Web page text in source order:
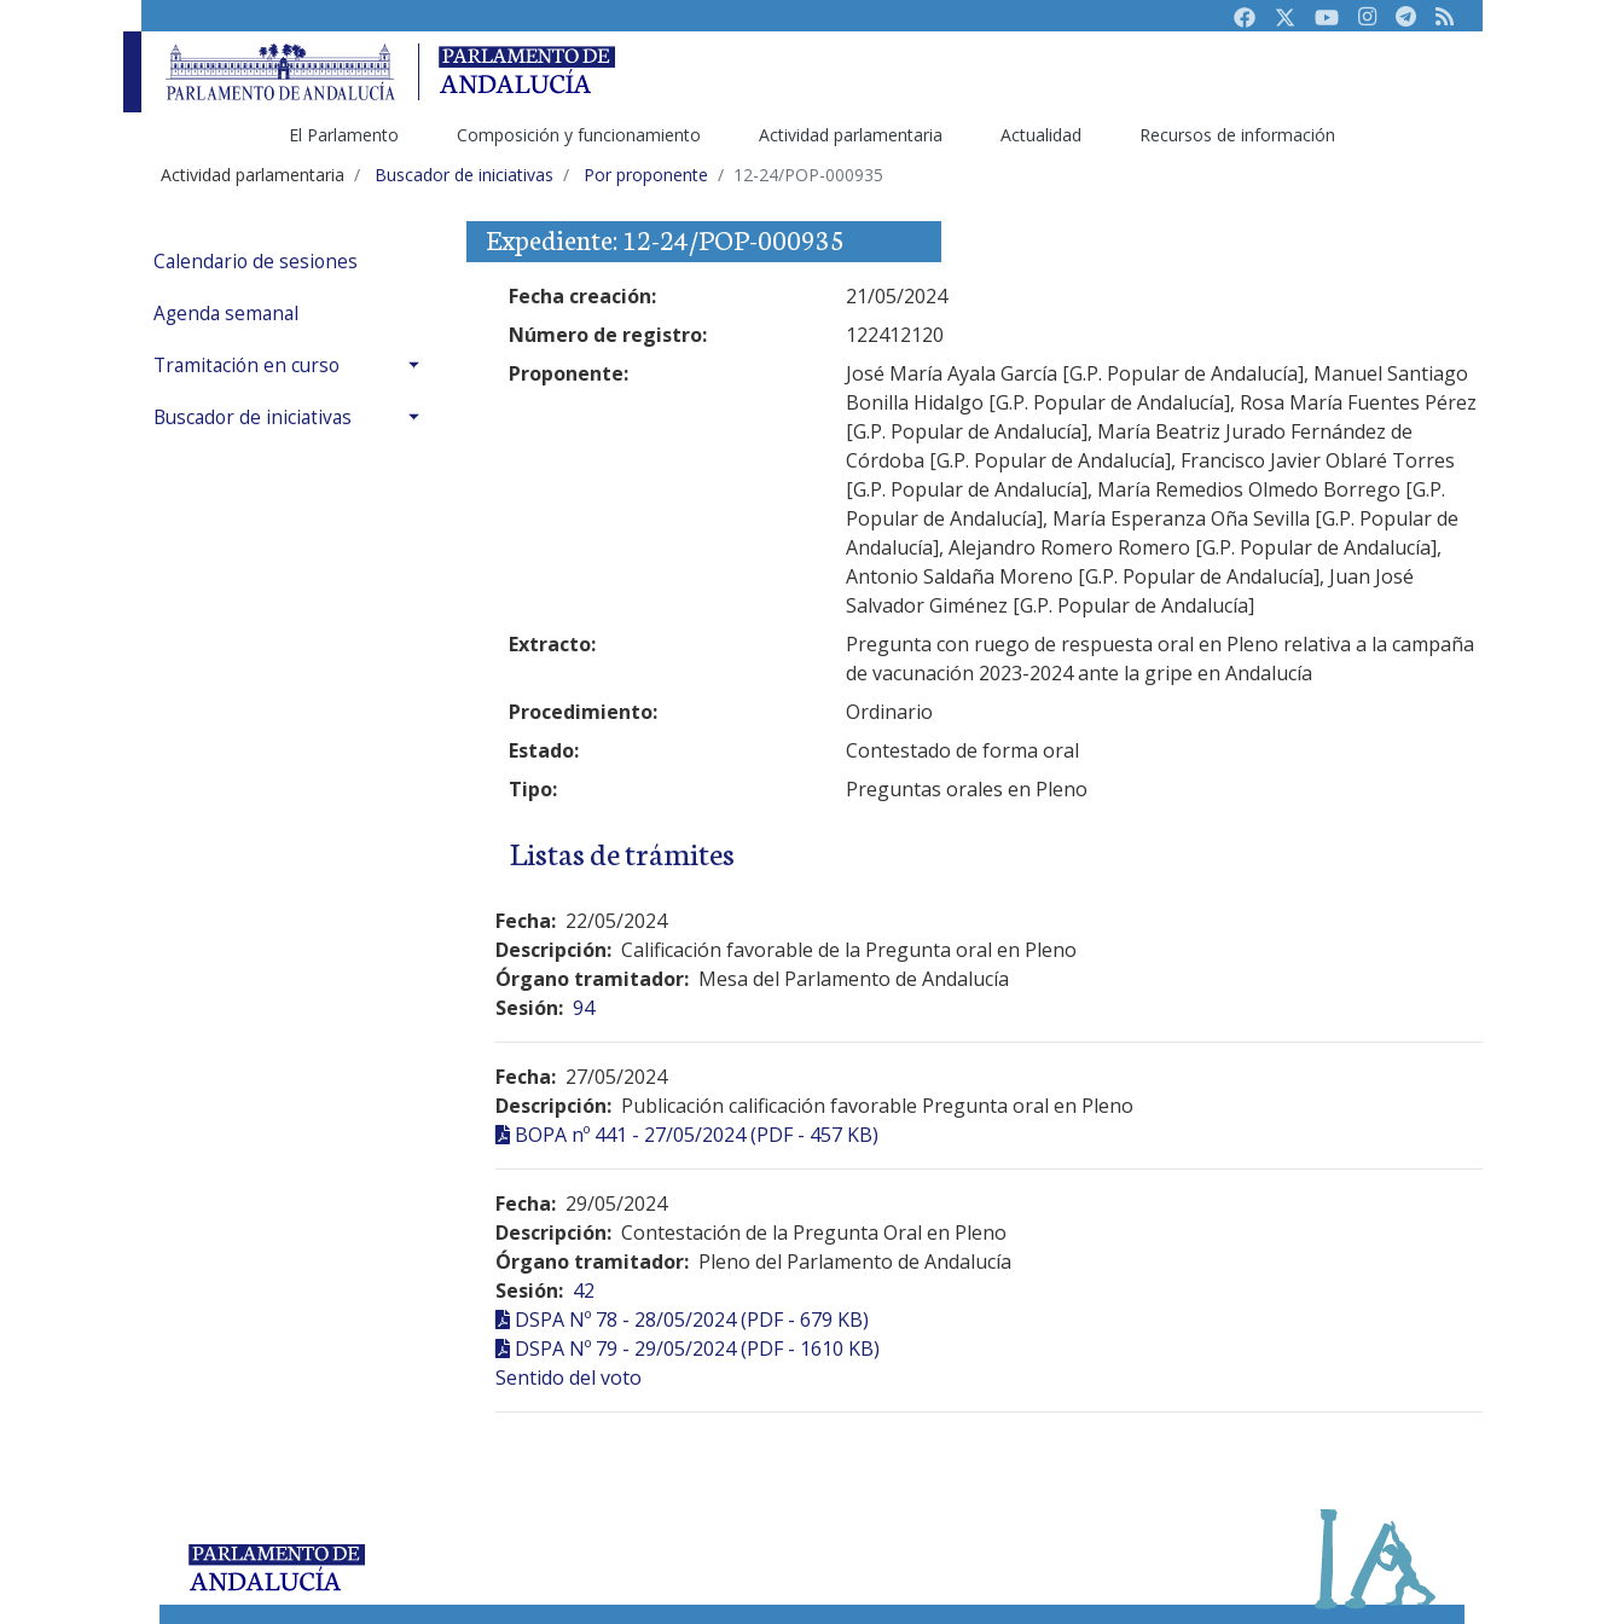
FacebookTwitterYoutubeInstagram
Telegram
RSS
El Parlamento Composición y funcionamiento Actividad parlamentaria Actualidad
Recursos de información
Actividad parlamentaria
Buscador de iniciativas Por proponente 12-24/POP-000935
Calendario de sesiones
Agenda semanal
Tramitación en curso
Buscador de iniciativas
Expediente: 12-24/POP-000935
Fecha creación:
21/05/2024
Número de registro:
122412120
Proponente:
José María Ayala García [G.P. Popular de Andalucía], Manuel Santiago
Bonilla Hidalgo [G.P. Popular de Andalucía], Rosa María Fuentes Pérez
[G.P. Popular de Andalucía], María Beatriz Jurado Fernández de
Córdoba [G.P. Popular de Andalucía], Francisco Javier Oblaré Torres
[G.P. Popular de Andalucía], María Remedios Olmedo Borrego [G.P.
Popular de Andalucía], María Esperanza Oña Sevilla [G.P. Popular de
Andalucía], Alejandro Romero Romero [G.P. Popular de Andalucía],
Antonio Saldaña Moreno [G.P. Popular de Andalucía], Juan José
Salvador Giménez [G.P. Popular de Andalucía]
Extracto:
Pregunta con ruego de respuesta oral en Pleno relativa a la campaña
de vacunación 2023-2024 ante la gripe en Andalucía
Procedimiento:
Ordinario
Estado:
Contestado de forma oral
Tipo:
Preguntas orales en Pleno
Listas de trámites
Fecha: 22/05/2024
Descripción: Calificación favorable de la Pregunta oral en Pleno
Órgano tramitador: Mesa del Parlamento de Andalucía
Sesión: 94
Fecha: 27/05/2024
Descripción: Publicación calificación favorable Pregunta oral en Pleno
BOPA nº 441 - 27/05/2024 (PDF - 457 KB)
Fecha: 29/05/2024
Descripción: Contestación de la Pregunta Oral en Pleno
Órgano tramitador: Pleno del Parlamento de Andalucía
Sesión: 42
DSPA Nº 78 - 28/05/2024 (PDF - 679 KB)
DSPA Nº 79 - 29/05/2024 (PDF - 1610 KB)
Sentido del voto